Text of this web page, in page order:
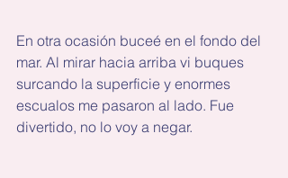
En otra ocasión buceé en el fondo del
mar. Al mirar hacia arriba vi buques
surcando la superficie y enormes
escualos me pasaron al lado. Fue
divertido, no lo voy a negar.